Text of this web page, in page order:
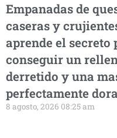
Empanadas de
caseras y
aprende el secreto
conseguir un
derretido y una
perfectamente
8 agosto, 2026 08:25 am